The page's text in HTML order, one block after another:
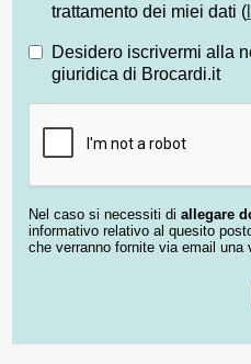
trattamento dei miei dati (
Desidero iscrivermi alla
giuridica di Brocardi.it
Nel caso si necessiti di allegare
informativo relativo al quesito
che verranno fornite via email una